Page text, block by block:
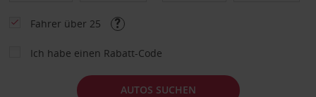
Fahrer über 25
Ich habe einen Rabatt-Code
AUTOS SUCHEN